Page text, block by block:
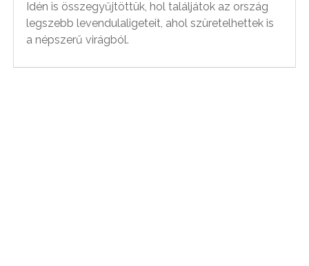
Idén is összegyűjtöttük, hol találjátok az ország
legszebb levendulaligeteit, ahol szüretelhettek is
a népszerű virágból.